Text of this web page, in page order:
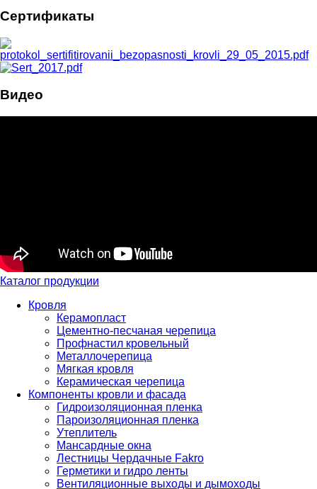
Сертификаты
Видео
Каталог продукции
Кровля
Керамопласт
Цементно-песчаная черепица
Профнастил кровельный
Металлочерепица
Мягкая кровля
Керамическая черепица
Компоненты кровли и фасада
Гидроизоляционная пленка
Пароизоляционная пленка
Утеплитель
Мансардные окна
Лестницы Чердачные Fakro
Герметики и гидро ленты
Вентиляционные выходы и дымоходы